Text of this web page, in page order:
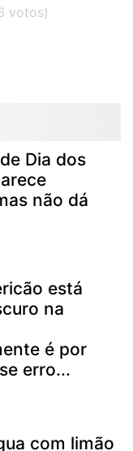
Dia dos
não dá
está
na
é por
erro...
com limão